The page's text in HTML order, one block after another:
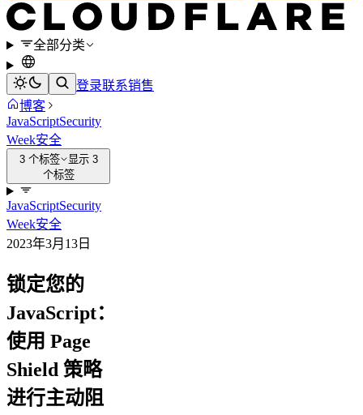
全部分类
登录联系销售
博客
JavaScriptSecurity
Week安全
3 个标签
显示 3
个标签
JavaScriptSecurity
Week安全
2023年3月13日
锁定您的
JavaScript：
使用 Page
Shield 策略
进行主动阻